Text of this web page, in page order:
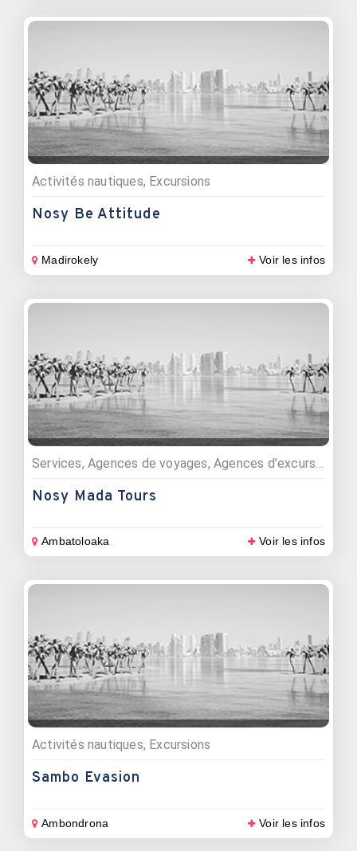
Activités nautiques, Excursions
Nosy Be Attitude
Madirokely Voir les infos
Nosy Mada Tours
Ambatoloaka Voir les infos
Activités nautiques, Excursions
Sambo Evasion
Ambondrona Voir les infos